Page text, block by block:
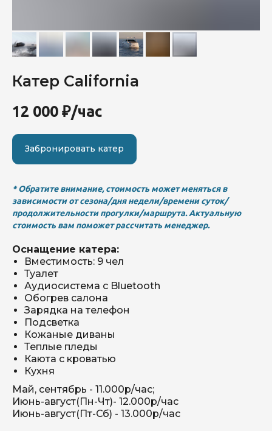
Катер California
12 000 ₽/час
Забронировать катер
* Обратите внимание, стоимость может меняться в
зависимости от сезона/дня недели/времени суток/
продолжительности прогулки/маршрута. Актуальную
стоимость вам поможет рассчитать менеджер.
Оснащение катера:
Вместимость: 9 чел
Туалет
Аудиосистема с Bluetooth
Обогрев салона
Зарядка на телефон
Подсветка
Кожаные диваны
Теплые пледы
Каюта с кроватью
Кухня
Май, сентябрь - 11.000р/час;
Июнь-август(Пн-Чт)- 12.000р/час
Июнь-август(Пт-Сб) - 13.000р/час